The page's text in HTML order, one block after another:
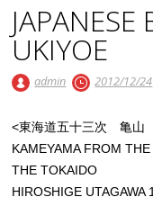
UKIYOE
admin 2012/12/24
<東海道五十三次 亀山
KAMEYAMA FROM
THE TOKAIDO
HIROSHIGE